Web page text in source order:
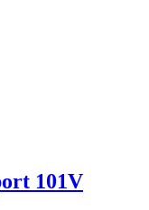
101V